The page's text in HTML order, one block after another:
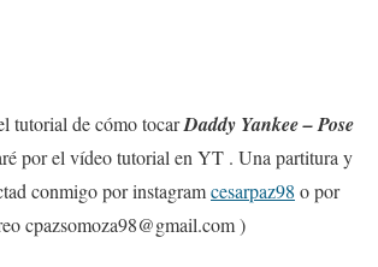
tutorial de cómo tocarDaddy Yankee – Pose
por el vídeo tutorial en YT . Una partitura y
conmigo por instagramcesarpaz98 o por
cpazsomoza98@gmail.com )